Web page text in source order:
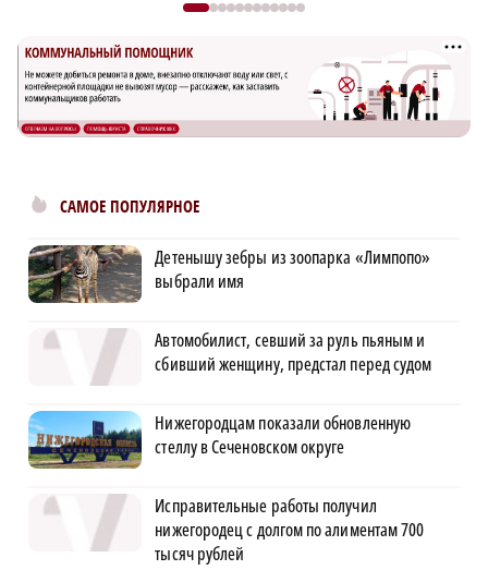
САМОЕ ПОПУЛЯРНОЕ
Детенышу зебры из зоопарка «Лимпопо»
выбрали имя
Автомобилист, севший за руль пьяным и
сбивший женщину, предстал перед судом
Нижегородцам показали обновленную
стеллу в Сеченовском округе
Исправительные работы получил
нижегородец с долгом по алиментам 700
тысяч рублей